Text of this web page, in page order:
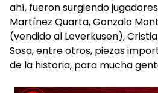
ahí, fueron surgiendo
Martínez Quarta, Gonzalo
(vendido al Leverkusen),
Sosa, entre otros, piezas
de la historia, para mucha